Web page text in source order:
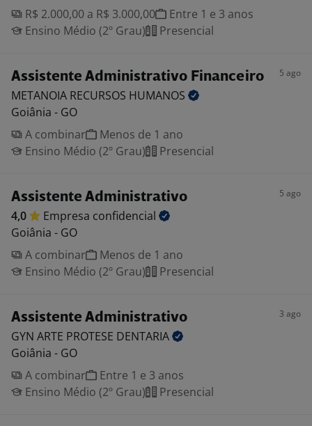
R$ 2.000,00 a R$ 3.000,00
Entre 1 e 3 anos
Ensino Médio (2º Grau)
Presencial
Assistente Administrativo Financeiro 5 ago
METANOIA RECURSOS HUMANOS
Goiânia - GO
A combinar
Menos de 1 ano
Ensino Médio (2º Grau)
Presencial
Assistente Administrativo 5 ago
4,0 Empresa confidencial
Goiânia - GO
A combinar
Menos de 1 ano
Ensino Médio (2º Grau)
Presencial
Assistente Administrativo 3 ago
GYN ARTE PROTESE DENTARIA
Goiânia - GO
A combinar
Entre 1 e 3 anos
Ensino Médio (2º Grau)
Presencial